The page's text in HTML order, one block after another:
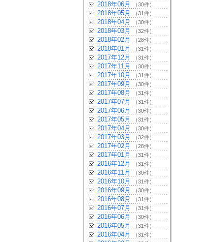
2018年06月 （30件）
2018年05月 （31件）
2018年04月 （30件）
2018年03月 （32件）
2018年02月 （28件）
2018年01月 （31件）
2017年12月 （31件）
2017年11月 （30件）
2017年10月 （31件）
2017年09月 （30件）
2017年08月 （31件）
2017年07月 （31件）
2017年06月 （30件）
2017年05月 （31件）
2017年04月 （30件）
2017年03月 （32件）
2017年02月 （28件）
2017年01月 （31件）
2016年12月 （31件）
2016年11月 （30件）
2016年10月 （31件）
2016年09月 （30件）
2016年08月 （31件）
2016年07月 （31件）
2016年06月 （30件）
2016年05月 （31件）
2016年04月 （31件）